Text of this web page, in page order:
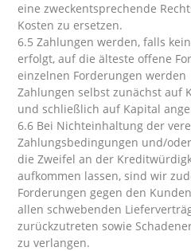
eine zweckentsprechende
Kosten zu ersetzen.
6.5 Zahlungen werden, falls
erfolgt, auf die älteste offene
einzelnen Forderungen werden
Zahlungen selbst zunächst auf
und schließlich auf Kapital
6.6 Bei Nichteinhaltung der
Zahlungsbedingungen und/
die Zweifel an der
aufkommen lassen, sind wir
Forderungen gegen den
allen schwebenden
zurückzutreten sowie
zu verlangen.